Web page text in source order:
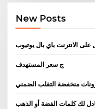
New Posts
الانترنت باي بال يوتيوب
ج سعر المستهدف
منخفضة التقلب الضمني
لك كلمات الفضة أو الذهب